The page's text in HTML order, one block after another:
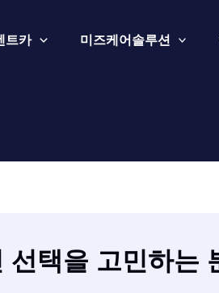
트카 미즈케어솔루션
택을 고민하는